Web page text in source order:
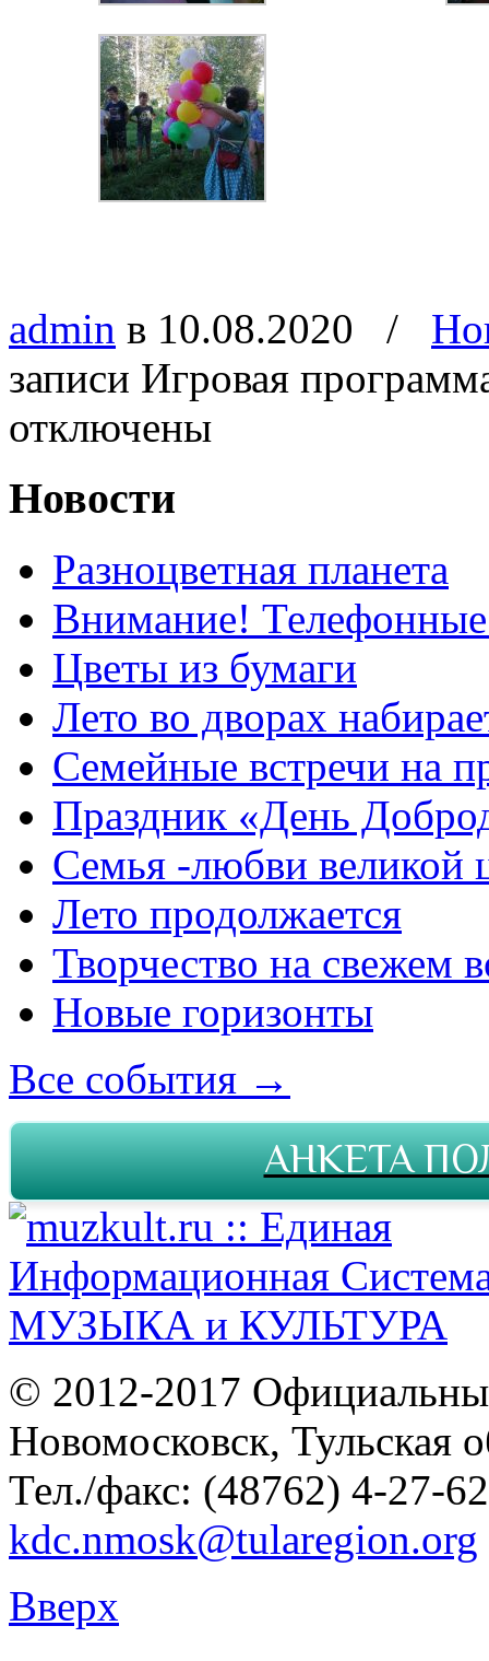
admin в 10.08.2020 /
записи Игровая
отключены
Новости
Разноцветная планета
Внимание!
Цветы из бумаги
Лето во дворах
Семейные встречи на
Праздник «День
Семья -любви великой
Лето продолжается
Творчество на свежем
Новые горизонты
Все события →
АНКЕТА
© 2012-2017
Новомосковск, Тульская
Тел./факс: (48762) 4-27-
kdc.nmosk@tularegion.org
Вверх